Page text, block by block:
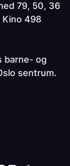
79, 50, 36
Kino 498
barne- og
sentrum.